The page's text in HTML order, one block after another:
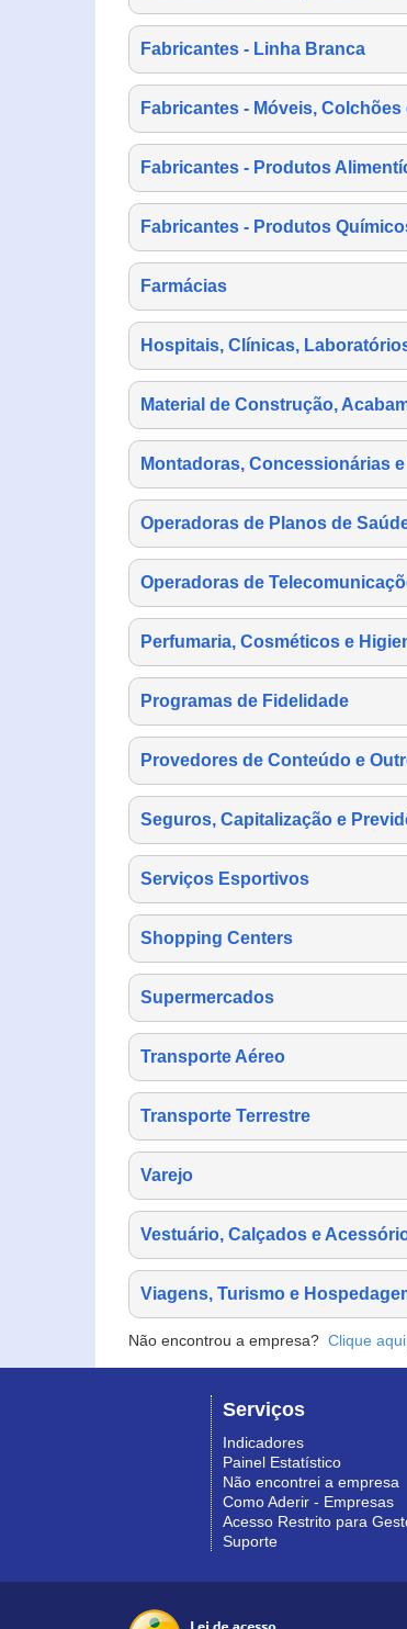
Fabricantes - Linha Branca
Fabricantes - Móveis,
Fabricantes - Produtos
Fabricantes - Produtos
Farmácias
Hospitais, Clínicas,
Material de Construção,
Montadoras, Concessionárias
Operadoras de Planos de
Operadoras de
Perfumaria, Cosméticos e
Programas de Fidelidade
Provedores de Conteúdo e
Seguros, Capitalização e
Serviços Esportivos
Shopping Centers
Supermercados
Transporte Aéreo
Transporte Terrestre
Varejo
Vestuário, Calçados e
Viagens, Turismo e
Não encontrou a empresa? Clique aqui
Serviços
Indicadores
Painel Estatístico
Não encontrei a empresa
Como Aderir - Empresas
Acesso Restrito para
Suporte